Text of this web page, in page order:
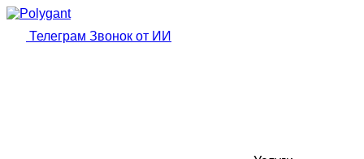
Телеграм Звонок от ИИ